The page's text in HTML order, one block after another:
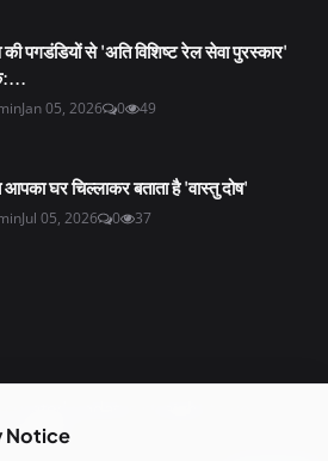
की पगडंडियों से 'अति विशिष्ट रेल सेवा पुरस्कार'
Jan 05, 2026 0 49
घर चिल्लाकर बताता है 'वास्तु दोष'
Jul 05, 2026 0 37
Notice